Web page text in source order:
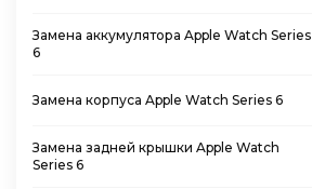
Замена аккумулятора Apple Watch Series
6
Замена корпуса Apple Watch Series 6
Замена задней крышки Apple Watch
Series 6